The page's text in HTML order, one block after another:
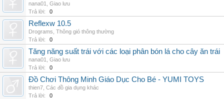
nana01
Giao lưu
Trả lời:
0
Reflexw 10.5
Drograms Thông gió thông thường
Trả lời:
0
Tăng năng suất trái với các loại phân bón lá cho cây ăn trái
nana01
Giao lưu
Trả lời:
0
Đồ Chơi Thông Minh Giáo Dục Cho Bé - YUMI TOYS
thien7 Các đồ gia dụng khác
Trả lời:
0